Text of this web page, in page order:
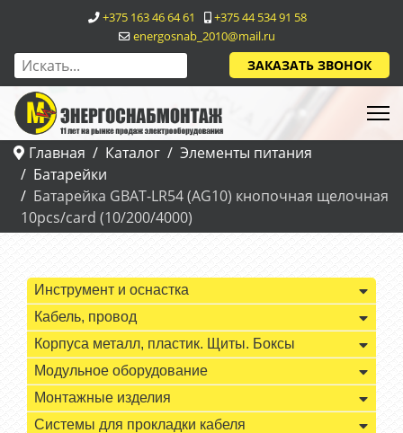
+375 163 46 64 61
+375 44 534 91 58
energosnab_2010@mail.ru
ЗАКАЗАТЬ ЗВОНОК
Главная Каталог
Элементы питания
Батарейки
Батарейка GBAT-LR54 (AG10) кнопочная щелочная
10pcs/card (10/200/4000)
Инструмент и оснастка
Кабель, провод
Корпуса металл, пластик. Щиты. Боксы
Модульное оборудование
Монтажные изделия
Системы для прокладки кабеля